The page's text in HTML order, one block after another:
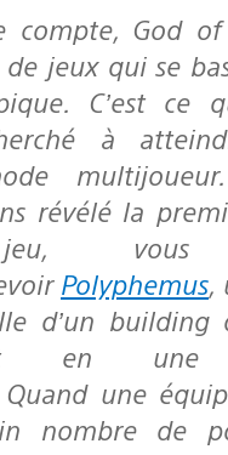
jeux qui se
C’est ce
à
révélé la
vous
Polyphemus,
d’un building
en une
Quand une
nombre de